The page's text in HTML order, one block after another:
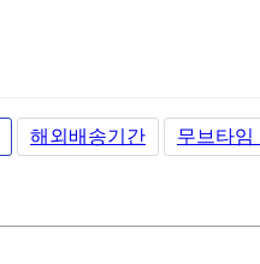
해외배송기간 무브타임